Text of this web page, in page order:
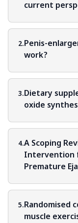
current
2.Penis-
work?
3.Dietary
oxide
4.A Scoping
Intervention
Premature
5.Randomised
muscle